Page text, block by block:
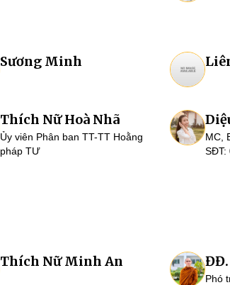
Sương Minh
Thích Nữ Hoà Nhã
Ủy viên Phân ban TT-TT Hoằng
pháp TƯ
MC,
SĐT:
Thích Nữ Minh An ĐĐ.
Phó